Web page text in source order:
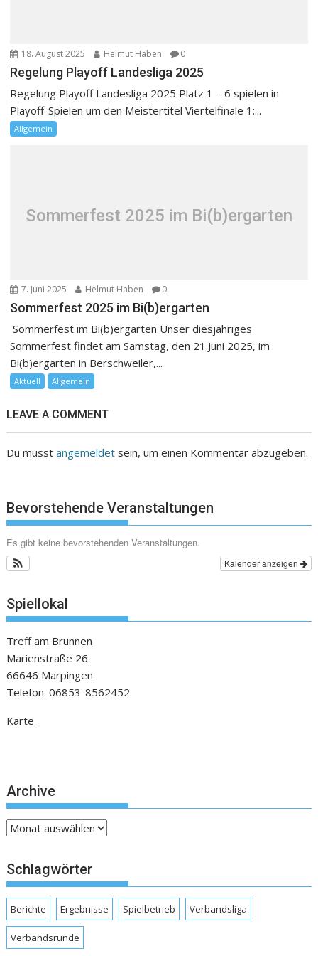
18. August 2025 Helmut Haben 0
Regelung Playoff Landesliga 2025
Regelung Playoff Landesliga 2025 Platz 1 – 6 spielen in
Playoff-Spielen um den Meistertitel Viertelfinale 1:...
Allgemein
Sommerfest 2025 im Bi(b)ergarten
7. Juni 2025 Helmut Haben 0
Sommerfest 2025 im Bi(b)ergarten
Sommerfest im Bi(b)ergarten Unser diesjähriges
Sommerfest findet am Samstag, den 21.Juni 2025, im
Bi(b)ergarten in Berschweiler,...
Aktuell Allgemein
LEAVE A COMMENT
Du musstangemeldet sein, um einen Kommentar abzugeben.
Bevorstehende Veranstaltungen
Es gibt keine bevorstehenden Veranstaltungen.
Kalender anzeigen
Spiellokal
Treff am Brunnen
Marienstraße 26
66646 Marpingen
Telefon: 06853-8562452
Karte
Archive
Archive
Schlagwörter
Berichte Ergebnisse Spielbetrieb Verbandsliga
Verbandsrunde